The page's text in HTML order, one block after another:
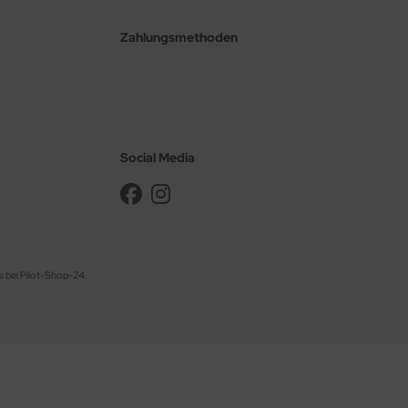
Zahlungsmethoden
Social Media
bei Pilot-Shop-24.